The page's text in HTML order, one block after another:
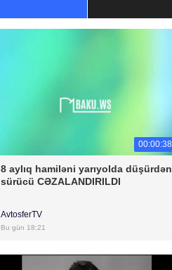
00:00:38
8 aylıq hamiləni yarıyolda düşürdən
sürücü CƏZALANDIRILDI
AvtosferTV
Bu gün 18:21